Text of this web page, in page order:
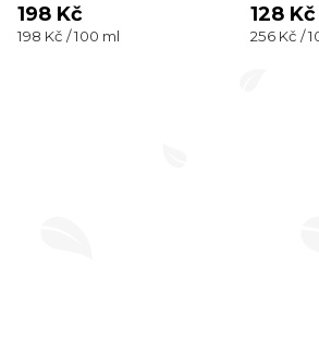
198 Kč
Měrná
198 Kč / 100 ml
128 Kč
Měrná
256 Kč /